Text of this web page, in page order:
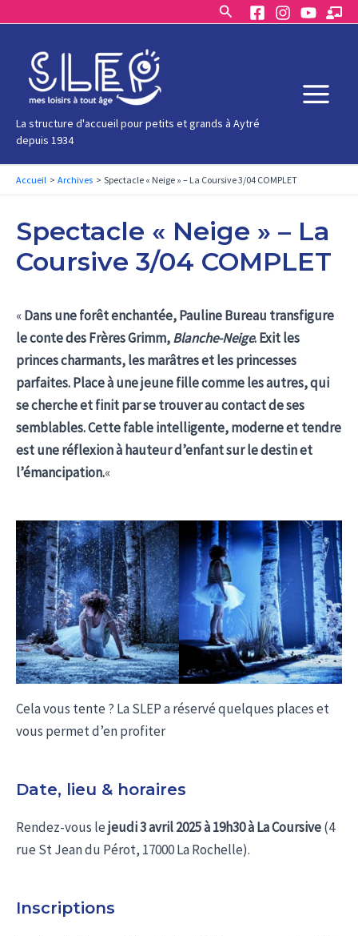
contenu
Rechercher
La structure d'accueil pour petits et grands à Aytré
depuis 1934
Main
Accueil Archives Spectacle « Neige » – La Coursive 3/04 COMPLET
Spectacle « Neige » – La
Coursive 3/04 COMPLET
«Dans une forêt enchantée, Pauline Bureau transfigure
le conte des Frères Grimm,Blanche-Neige. Exit les
princes charmants, les marâtres et les princesses
parfaites. Place à une jeune fille comme les autres, qui
se cherche et finit par se trouver au contact de ses
semblables. Cette fable intelligente, moderne et tendre
est une réflexion à hauteur d’enfant sur le destin et
l’émancipation.«
Cela vous tente ? La SLEP a réservé quelques places et
vous permet d’en profiter
Date, lieu & horaires
Rendez-vous lejeudi 3 avril 2025 à 19h30 à La Coursive(4
rue St Jean du Pérot, 17000 La Rochelle).
Inscriptions